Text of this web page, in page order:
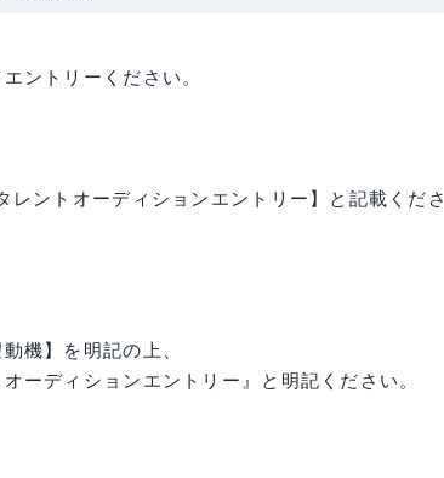
ントリーください。
ントオーディションエントリー】と記載くださ
機】を明記の上、
ーディションエントリー』と明記ください。